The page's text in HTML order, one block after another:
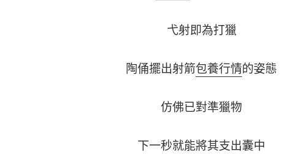
弋射即為打獵
陶俑擺出射箭包養行情的姿態
仿佛已對準獵物
下一秒就能將其支出囊中